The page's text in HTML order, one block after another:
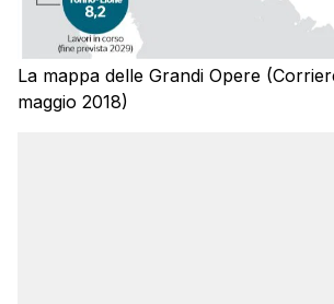
La mappa delle Grandi Opere
maggio 2018)